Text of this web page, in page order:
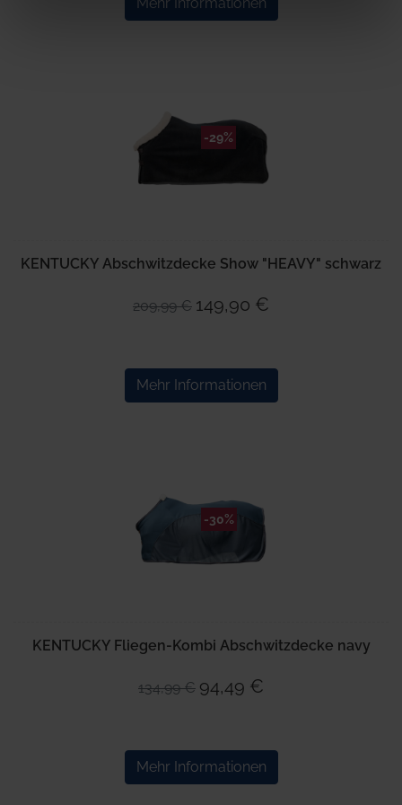
weiteren Daten zusammen, die Sie ihnen bereitgestellt
-29%
KENTUCKY Abschwitzdecke Show "HEAVY" schwarz
209,99 € 149,90 €
Mehr Informationen
-30%
KENTUCKY Fliegen-Kombi Abschwitzdecke navy
134,99 € 94,49 €
Mehr Informationen